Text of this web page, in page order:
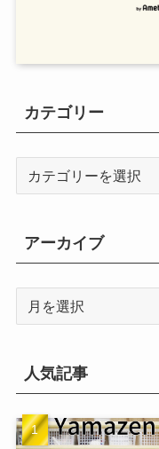
カテゴリー
ー
アーカイブ
ブ
人気記事